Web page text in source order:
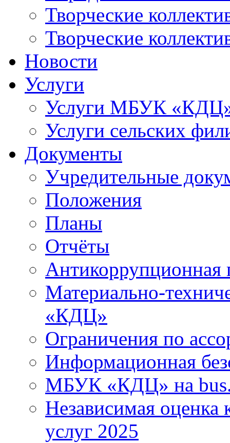
Творческие
Творческие
Новости
Услуги
Услуги МБУК
Услуги сельских
Документы
Учредительные
Положения
Планы
Отчёты
Антикоррупционная
Материально-
«КДЦ»
Ограничения по
Информационная
МБУК «КДЦ» на
Независимая оценка
услуг 2025